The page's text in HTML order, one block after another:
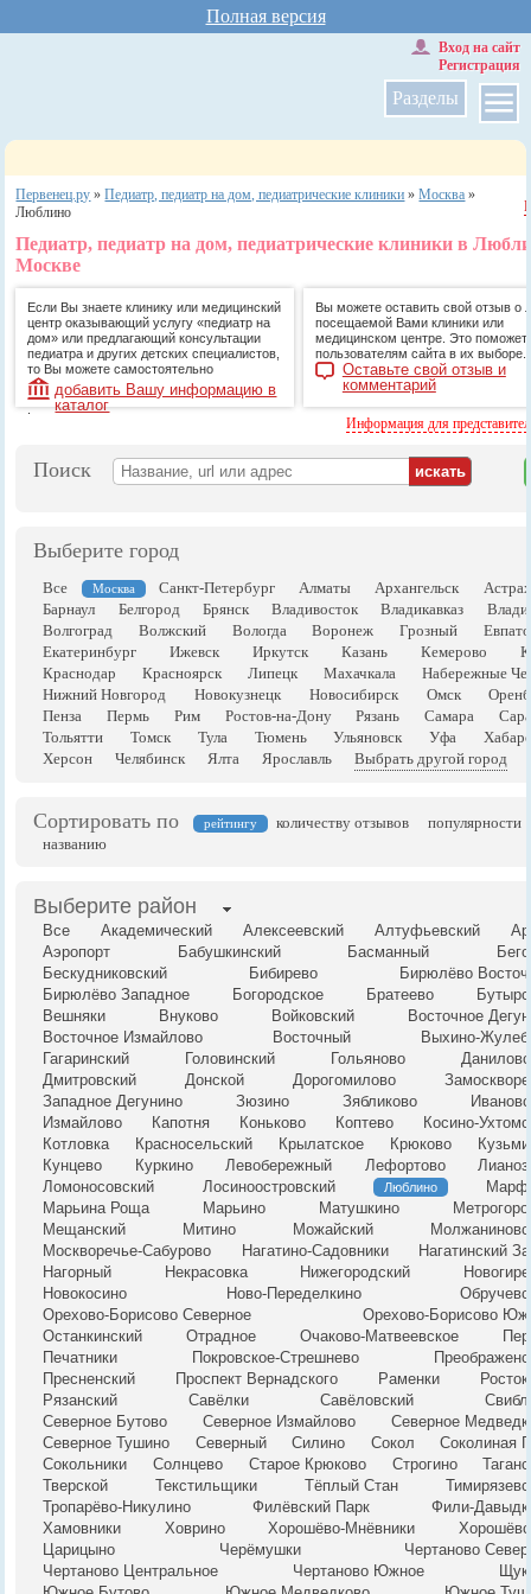
Полная версия
Разделы
Вход на сайт
Регистрация
Первенец.ру »Педиатр, педиатр на дом, педиатрические клиники »Москва »
Люблино
Педиатр, педиатр на дом, педиатрические клиники в
Москве
Если Вы знаете клинику или медицинский
центр оказывающий услугу «педиатр на
дом» или предлагающий консультации
педиатра и других детских специалистов,
то Вы можете самостоятельно
добавить Вашу информацию в
каталог
.
Вы можете оставить свой отзыв о
посещаемой Вами клиники или
медицинском центре. Это поможет
пользователям сайта в их выборе.
Оставьте свой отзыв и
комментарий
Информация для
Поиск
Выберите город
Все Москва Санкт-Петербург Алматы Архангельск
Барнаул
Белгород Брянск Владивосток Владикавказ
Волгоград
Волжский Вологда Воронеж Грозный
Екатеринбург
Ижевск Иркутск Казань Кемерово
Краснодар
Красноярск Липецк Махачкала
Набережные
Нижний Новгород
Новокузнецк Новосибирск Омск
Пенза
Пермь Рим Ростов-на-Дону Рязань Самара
Тольятти
Томск Тула Тюмень Ульяновск Уфа
Херсон
Челябинск Ялта Ярославль Выбрать другой город
Сортировать по рейтингу количеству отзывов
популярности
названию
Выберите район
Все Академический Алексеевский Алтуфьевский
Аэропорт
Бабушкинский Басманный
Бескудниковский
Бибирево
Бирюлёво
Бирюлёво Западное
Богородское Братеево
Вешняки
Внуково Войковский
Восточное
Восточное Измайлово
Восточный
Выхино-
Гагаринский
Головинский Гольяново
Дмитровский
Донской Дорогомилово
Западное Дегунино
Зюзино Зябликово
Измайлово
Капотня Коньково Коптево
Косино-
Котловка
Красносельский Крылатское Крюково
Кунцево
Куркино Левобережный Лефортово
Ломоносовский
Лосиноостровский Люблино
Марьина Роща
Марьино Матушкино
Мещанский
Митино Можайский
Москворечье-Сабурово
Нагатино-Садовники
Нагатинский
Нагорный
Некрасовка Нижегородский
Новокосино
Ново-Переделкино
Орехово-Борисово Северное
Орехово-Борисово
Останкинский
Отрадное Очаково-Матвеевское
Печатники
Покровское-Стрешнево
Пресненский
Проспект Вернадского Раменки
Рязанский
Савёлки Савёловский
Северное Бутово
Северное Измайлово
Северное
Северное Тушино
Северный Силино Сокол
Соколиная
Сокольники
Солнцево Старое Крюково Строгино
Тверской
Текстильщики Тёплый Стан
Тропарёво-Никулино
Филёвский Парк
Фили-
Хамовники
Ховрино Хорошёво-Мнёвники
Царицыно
Черёмушки
Чертаново
Чертаново Центральное
Чертаново Южное